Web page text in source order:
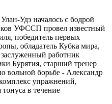
Удэ началось с бодрой
УФССП провел известный
победитель первых
обладатель Кубка мира,
работник
Бурятия, старший тренер
вольной борьбе - Александр
упражнений,
в течение